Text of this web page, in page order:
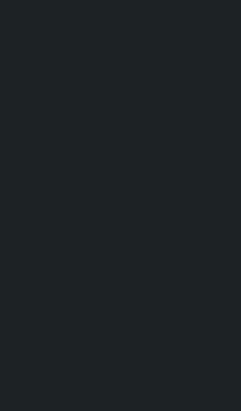
चयनको
ठाकुरको
२६ वर्षीया
निर्णायक
रास्वपाले
रुबी
सभामुख र